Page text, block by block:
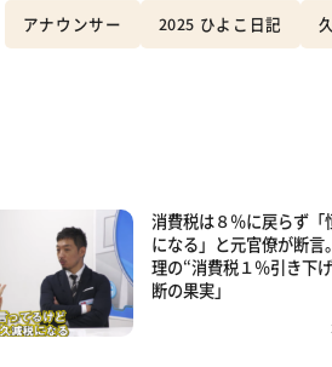
アナウンサー 2025 ひよこ日記
消費税は８％に戻らず「
になる」と元官僚が断言
理の“消費税１％引き下
断の果実」